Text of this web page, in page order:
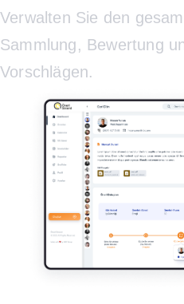
Verwalten Sie den
Sammlung, Bewertung
Vorschlägen.